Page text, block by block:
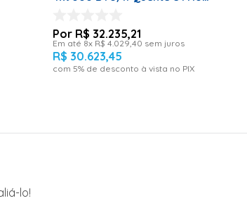
R$ 32.235,21
Em até 8x R$ 4 029, 40 sem juros
R$ 30.623,45
com 5% de desconto à vista no PIX
lo!